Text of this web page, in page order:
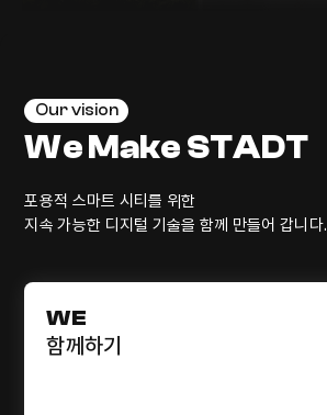
Our vision
We Make STADT
포용적 스마트 시티를 위한
지속 가능한 디지털 기술을 함께 만들어 갑니다.
WE
함께하기